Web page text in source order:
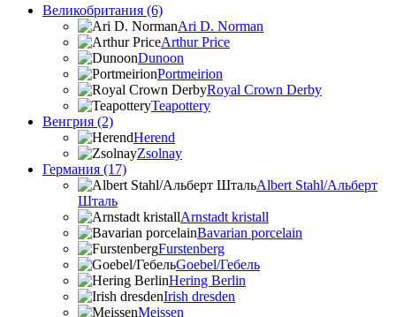
Великобритания (6)
Ari D. Norman
Arthur Price
Dunoon
Portmeirion
Royal Crown Derby
Teapottery
Венгрия (2)
Herend
Zsolnay
Германия (17)
Albert Stahl/Альбеpт
Шталь
Arnstadt kristall
Bavarian porcelain
Furstenberg
Goebel/Гебель
Hering Berlin
Irish dresden
Meissen